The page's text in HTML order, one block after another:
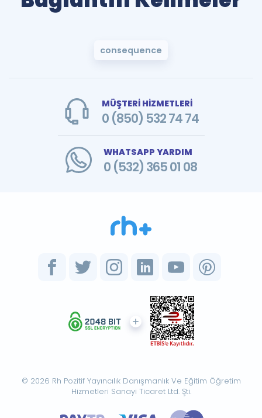
consequence
MÜŞTERİ HİZMETLERİ
0 (850) 532 74 74
WHATSAPP YARDIM
0 (532) 365 01 08
© 2026 Rh Pozitif Yayıncılık Danışmanlık Ve Eğitim Öğretim
Hizmetleri Sanayi Ticaret Ltd. Şti.